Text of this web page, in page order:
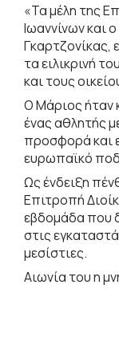
«Τα μέλη της
Ιωαννίνων και
Γκαρτζονίκας,
τα ειλικρινή
και τους
Ο Μάριος ήταν
ένας αθλητής
προσφορά και
ευρωπαϊκό
Ως ένδειξη
Επιτροπή
εβδομάδα που
στις
μεσίστιες.
Αιωνία του η